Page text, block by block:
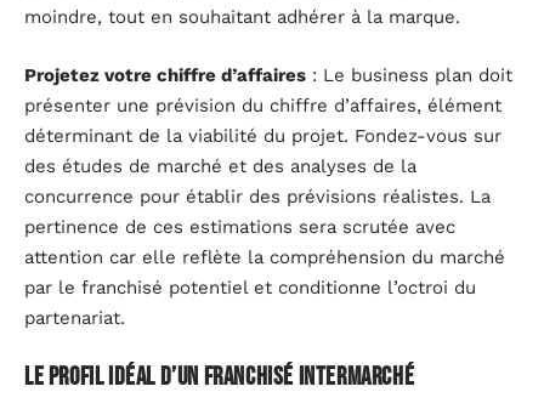
moindre, tout en souhaitant adhérer à la marque.
Projetez votre chiffre d’affaires : Le business plan doit
présenter une prévision du chiffre d’affaires, élément
déterminant de la viabilité du projet. Fondez-vous sur
des études de marché et des analyses de la
concurrence pour établir des prévisions réalistes. La
pertinence de ces estimations sera scrutée avec
attention car elle reflète la compréhension du marché
par le franchisé potentiel et conditionne l’octroi du
partenariat.
Le profil idéal d’un franchisé Intermarché